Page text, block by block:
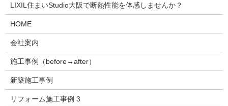
LIXIL住まいStudio大阪で断熱性能を体感しませんか？
HOME
会社案内
施工事例（before→after）
新築施工事例
リフォーム施工事例 3